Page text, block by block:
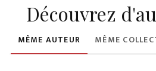
Découvrez
MÊME AUTEUR MÊME